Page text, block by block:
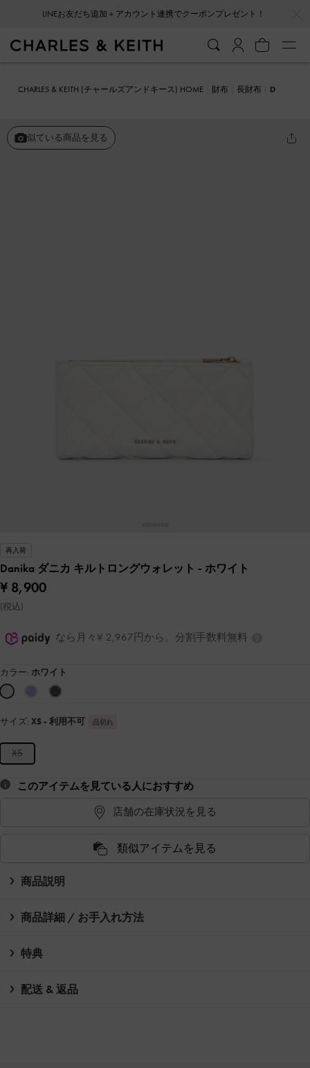
CHARLES & KEITH (チャールズアンドキース) HOME 財布 長財布
D
似ている商品を見る
再入荷
Danika ダニカ キルトロングウォレット - ホワイト
¥ 8,900
(税込)
なら月々¥ 2,967円から。分割手数料無料
カラー: ホワイト
サイズ: XS - 利用不可 品切れ
XS
このアイテムを見ている人におすすめ
店舗の在庫状況を見る
類似アイテムを見る
商品説明
商品詳細 / お手入れ方法
特典
配送 & 返品